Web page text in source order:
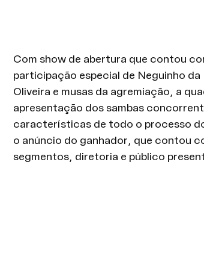
Com show de abertura que contou
participação especial de Neguinho
Oliveira e musas da agremiação, a
apresentação dos sambas
características de todo o processo
o anúncio do ganhador, que contou
segmentos, diretoria e público